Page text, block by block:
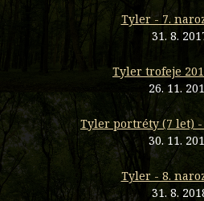
Tyler - 7.
31. 8.
Tyler trofeje
26. 11.
Tyler portréty (7 let) -
30. 11.
Tyler - 8.
31. 8.